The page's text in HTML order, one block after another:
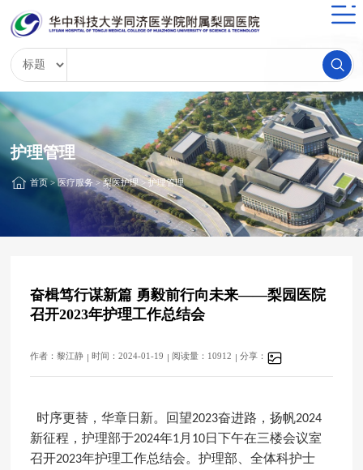
护理管理
首页>医疗服务>梨医护理 >护理管理
奋楫笃行谋新篇 勇毅前行向未来——梨园医院
召开2023年护理工作总结会
作者：黎江静 时间：2024-01-19 阅读量：10912 分享：
时序更替，华章日新。回望2023奋进路，扬帆2024
新征程，护理部于2024年1月 10日下午在三楼会议室
召开2023年护理工作总结会。护理部、全体科护士